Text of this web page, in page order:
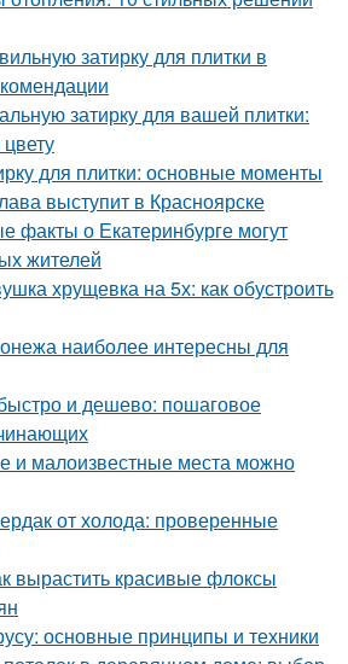
затирку для плитки в
затирку для вашей плитки:
для плитки: основные моменты
выступит в Красноярске
факты о Екатеринбурге могут
жителей
хрущевка на 5х: как обустроить
наиболее интересны для
и дешево: пошаговое
и малоизвестные места можно
от холода: проверенные
вырастить красивые флоксы
основные принципы и техники